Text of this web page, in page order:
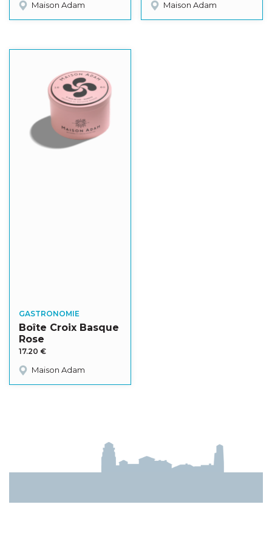
Maison Adam Maison Adam
GASTRONOMIE
Boîte Croix Basque
Rose
17.20 €
Maison Adam